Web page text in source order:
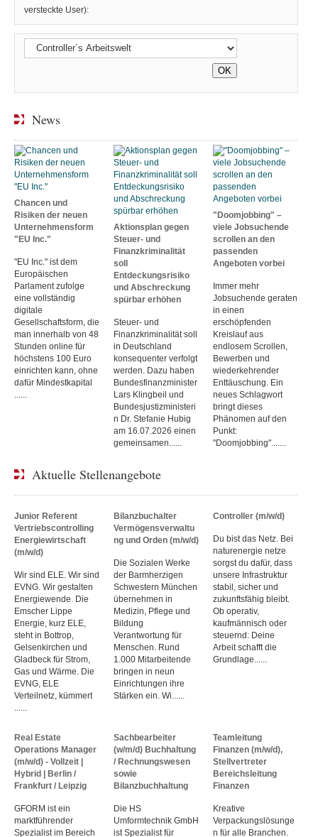
versteckte User):
News
Chancen und
Risiken der neuen
Unternehmensform
"EU Inc."
"EU Inc." ist dem
Europäischen
Parlament zufolge
eine vollständig
digitale
Gesellschaftsform, die
man innerhalb von 48
Stunden online für
höchstens 100 Euro
einrichten kann, ohne
dafür Mindestkapital
Aktionsplan gegen
Steuer- und
Finanzkriminalität
soll
Entdeckungsrisiko
und Abschreckung
spürbar erhöhen
Steuer- und
Finanzkriminalität soll
in Deutschland
konsequenter verfolgt
werden. Dazu haben
Bundesfinanzminister
Lars Klingbeil und
Bundesjustizministeri
n Dr. Stefanie Hubig
am 16.07.2026 einen
gemeinsamen......
"Doomjobbing" –
viele Jobsuchende
scrollen an den
passenden
Angeboten vorbei
Immer mehr
Jobsuchende geraten
in einen
erschöpfenden
Kreislauf aus
endlosem Scrollen,
Bewerben und
wiederkehrender
Enttäuschung. Ein
neues Schlagwort
bringt dieses
Phänomen auf den
Punkt:
"Doomjobbing".......
Aktuelle Stellenangebote
Junior Referent
Vertriebscontrolling
Energiewirtschaft
(m/w/d)
Wir sind ELE. Wir sind
EVNG. Wir gestalten
Energiewende. Die
Emscher Lippe
Energie, kurz ELE,
steht in Bottrop,
Gelsenkirchen und
Gladbeck für Strom,
Gas und Wärme. Die
EVNG, ELE
Verteilnetz, kümmert
Bilanzbuchalter
Vermögensverwaltu
ng und Orden (m/w/d)
Die Sozialen Werke
der Barmherzigen
Schwestern München
übernehmen in
Medizin, Pflege und
Bildung
Verantwortung für
Menschen. Rund
1.000 Mitarbeitende
bringen in neun
Einrichtungen ihre
Stärken ein. Wi......
Controller (m/w/d)
Du bist das Netz. Bei
naturenergie netze
sorgst du dafür, dass
unsere Infrastruktur
stabil, sicher und
zukunftsfähig bleibt.
Ob operativ,
kaufmännisch oder
steuernd: Deine
Arbeit schafft die
Grundlage......
Real Estate
Operations Manager
(m/w/d) - Vollzeit |
Hybrid | Berlin /
Frankfurt / Leipzig
GFORM ist ein
marktführender
Spezialist im Bereich
Sachbearbeiter
(w/m/d) Buchhaltung
/ Rechnungswesen
sowie
Bilanzbuchhaltung
Die HS
Umformtechnik GmbH
ist Spezialist für
Teamleitung
Finanzen (m/w/d),
Stellvertreter
Bereichsleitung
Finanzen
Kreative
Verpackungslösunge
n für alle Branchen.